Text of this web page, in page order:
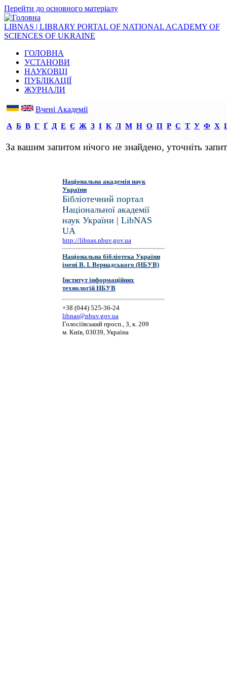
Перейти до основного матеріалу
LIBNAS | LIBRARY PORTAL OF NATIONAL ACADEMY OF
SCIENCES OF UKRAINE
ГОЛОВНА
УСТАНОВИ
НАУКОВЦІ
ПУБЛІКАЦІЇ
ЖУРНАЛИ
Вчені Академії
А Б В Г Ґ Д Е Є Ж З І К Л М Н О П Р С Т У Ф Х
За вашим запитом нічого не знайдено, уточніть
Національна академія наук
України
Бібліотечний портал
Національної академії
наук України | LibNAS
UA
http://libnas.nbuv.gov.ua
Національна бібліотека України
імені В. І. Вернадського (НБУВ)
Інститут інформаційних
технологій НБУВ
+38 (044) 525-36-24
libnas@nbuv.gov.ua
Голосіївський просп., 3, к. 209
м. Київ, 03039, Україна